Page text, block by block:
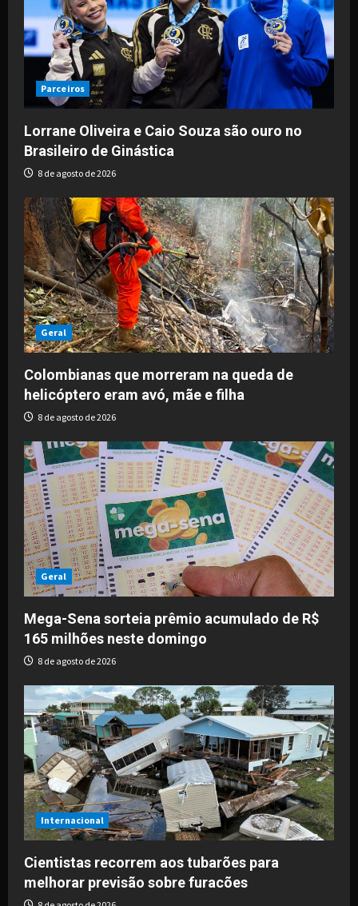
Parceiros
Lorrane Oliveira e Caio Souza são ouro no
Brasileiro de Ginástica
8 de agosto de 2026
Geral
Colombianas que morreram na queda de
helicóptero eram avó, mãe e filha
8 de agosto de 2026
Geral
Mega-Sena sorteia prêmio acumulado de R$
165 milhões neste domingo
8 de agosto de 2026
Internacional
Cientistas recorrem aos tubarões para
melhorar previsão sobre furacões